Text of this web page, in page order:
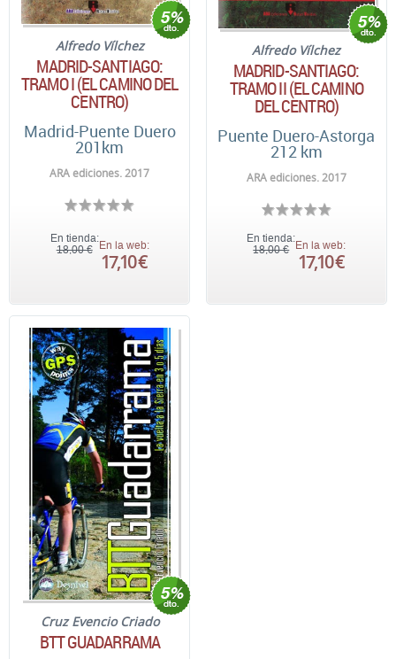
Alfredo Vílchez
MADRID-SANTIAGO:
TRAMO I (EL CAMINO DEL
CENTRO)
Madrid-Puente Duero
201km
ARA ediciones. 2017
En tienda:
18,00 € En la web:
17,10 €
Alfredo Vílchez
MADRID-SANTIAGO:
TRAMO II (EL CAMINO
DEL CENTRO)
Puente Duero-Astorga
212 km
ARA ediciones. 2017
En tienda:
18,00 € En la web:
17,10 €
Cruz Evencio Criado
BTT GUADARRAMA